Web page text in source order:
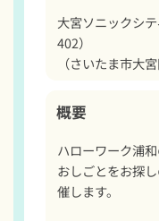
大宮ソニックシ
402）
（さいたま市大
概要
ハローワーク浦
おしごとをお探
催します。